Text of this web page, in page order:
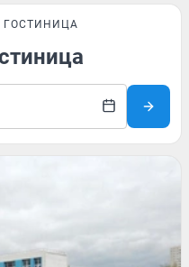
ГОСТИНИЦА